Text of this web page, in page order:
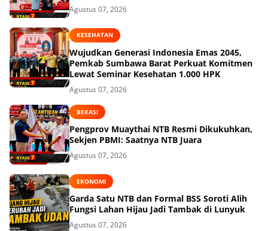
Agustus 07, 2026
KESEHATAN
Wujudkan Generasi Indonesia Emas 2045,
Pemkab Sumbawa Barat Perkuat Komitmen
Lewat Seminar Kesehatan 1.000 HPK
Agustus 07, 2026
BEKASI
Pengprov Muaythai NTB Resmi Dikukuhkan,
Sekjen PBMI: Saatnya NTB Juara
Agustus 07, 2026
EKONOMI
Garda Satu NTB dan Formal BSS Soroti Alih
Fungsi Lahan Hijau Jadi Tambak di Lunyuk
Agustus 07, 2026